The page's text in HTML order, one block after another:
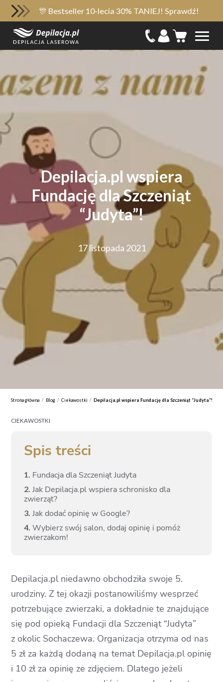
🎊 Bestseller 10-lecia 30% TANIEJ! Sprawdź!
Depilacja.pl wspiera
Fundację dla Szczeniąt
“Judyta”!
17 listopada 2021
Strona główna / Blog / Ciekawostki / Depilacja.pl wspiera Fundację dla Szczeniąt “Judyta”!
CIEKAWOSTKI
Spis treści
1. Fundacja dla Szczeniąt Judyta
2. Jak Depilacja.pl wspiera schronisko dla
zwierząt?
3. Jak dodać opinię w Google?
4. Wybierz swój salon, dodaj opinię i pomóż
zwierzakom!
Depilacja.pl niedawno obchodziła swoje 5.
urodziny. Z tej okazji postanowiliśmy wesprzeć
potrzebujące zwierzaki, a dokładnie te znajdujące
się pod opieką Fundacji dla Szczeniąt “Judyta”
z okolic Sochaczewa. Organizacja otrzyma od nas
5 zł za każdą dodaną na temat Depilacja.pl opinię
i 10 zł za opinię ze zdjęciem. Dlatego jeżeli